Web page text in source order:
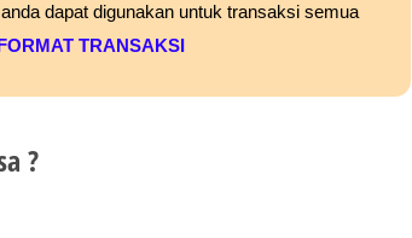
dapat digunakan untuk transaksi semua
TRANSAKSI
?